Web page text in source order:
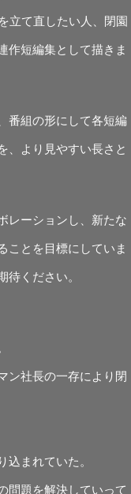
立て直したい人、閉園
作短編集として描きま
番組の形にして各短編
、より見やすい長さと
レーションし、新たな
ことを目標にしていま
ください。
ン社長の一存により閉
まれていた。
問題を解決していって